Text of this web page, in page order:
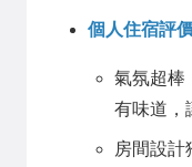
個人住宿評價
氣氛超棒
有味道，
房間設計